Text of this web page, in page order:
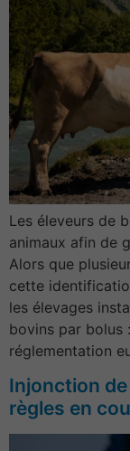
Les éleveurs de
animaux afin de
Alors que
cette
les élevages
bovins par bolus
réglementation
Injonction
règles en